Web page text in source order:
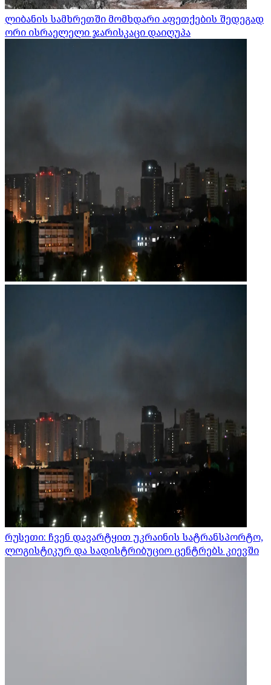
ლიბანის სამხრეთში მომხდარი აფეთქების შედეგად
ორი ისრაელელი ჯარისკაცი დაიღუპა
რუსეთი: ჩვენ დავარტყით უკრაინის სატრანსპორტო,
ლოგისტიკურ და სადისტრიბუციო ცენტრებს კიევში